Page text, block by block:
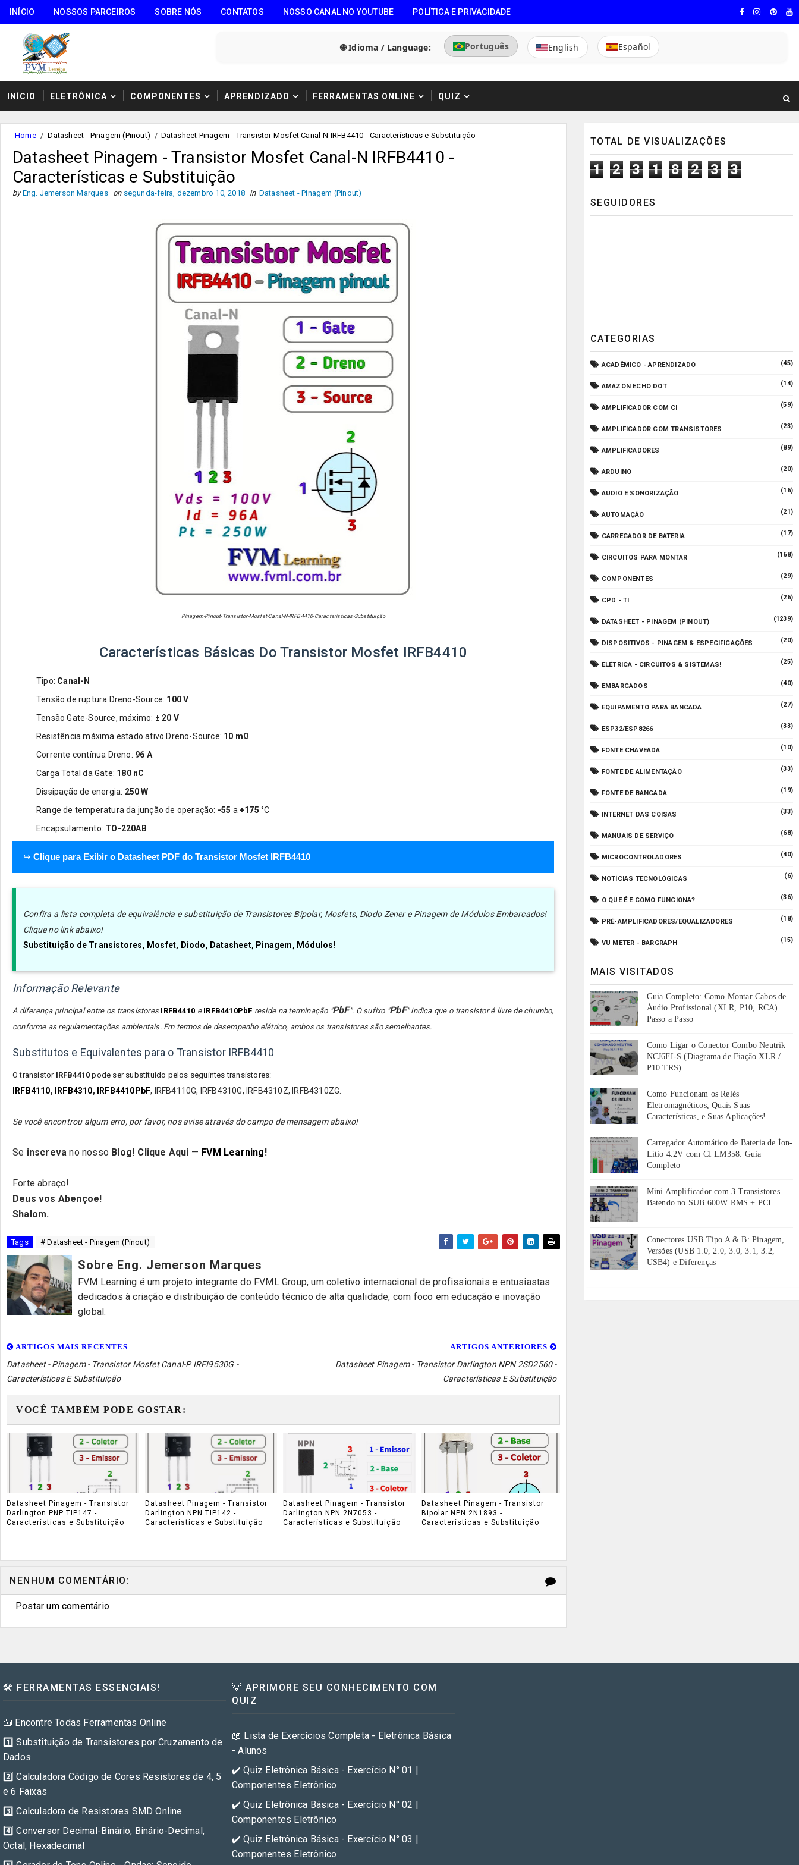
INÍCIO NOSSOS PARCEIROS SOBRE NÓS CONTATOS NOSSO CANAL NO YOUTUBE POLÍTICA E PRIVACIDADE
🌐 Idioma / Language: Português English Español
INÍCIO ELETRÔNICA COMPONENTES APRENDIZADO FERRAMENTAS ONLINE QUIZ
Home / Datasheet - Pinagem (Pinout) / Datasheet Pinagem - Transistor Mosfet Canal-N IRFB4410 - Características e Substituição
Datasheet Pinagem - Transistor Mosfet Canal-N IRFB4410 -
Características e Substituição
by Eng. Jemerson Marques on segunda-feira, dezembro 10, 2018 in Datasheet - Pinagem (Pinout)
Pinagem-Pinout-Transistor-Mosfet-Canal-N-IRFB4410-Características-Substituição
Características Básicas Do Transistor Mosfet IRFB4410
Tipo: Canal- N
Tensão de ruptura Dreno-Source: 100 V
Tensão Gate-Source, máximo: ± 20 V
Resistência máxima estado ativo Dreno-Source: 10 mΩ
Corrente contínua Dreno: 96 A
Carga Total da Gate: 180 nC
Dissipação de energia: 250 W
Range de temperatura da junção de operação: -55 a +175 °C
Encapsulamento: TO-220AB
↪ Clique para Exibir o Datasheet PDF do Transistor Mosfet IRFB4410
Confira a lista completa de equivalência e substituição de Transistores Bipolar, Mosfets, Diodo Zener e Pinagem de Módulos Embarcados!
Clique no link abaixo!
Substituição de Transistores, Mosfet, Diodo, Datasheet, Pinagem, Módulos!
Informação Relevante
A diferença principal entre os transistores IRFB4410 e IRFB4410PbF reside na terminação "PbF". O sufixo "PbF" indica que o transistor é livre de chumbo,
conforme as regulamentações ambientais. Em termos de desempenho elétrico, ambos os transistores são semelhantes.
Substitutos e Equivalentes para o Transistor IRFB4410
O transistor IRFB4410 pode ser substituído pelos seguintes transistores:
IRFB4110, IRFB4310, IRFB4410PbF, IRFB4110G, IRFB4310G, IRFB4310Z, IRFB4310ZG.
Se você encontrou algum erro, por favor, nos avise através do campo de mensagem abaixo!
Se inscreva no nosso Blog! Clique Aqui — FVM Learning!
Forte abraço!
Deus vos Abençoe!
Shalom.
Tags # Datasheet - Pinagem (Pinout)
Sobre Eng. Jemerson Marques
FVM Learning é um projeto integrante do FVML Group, um coletivo internacional de profissionais e entusiastas
dedicados à criação e distribuição de conteúdo técnico de alta qualidade, com foco em educação e inovação
global.
ARTIGOS MAIS RECENTES
Datasheet - Pinagem - Transistor Mosfet Canal-P IRFI9530G -
Características E Substituição
ARTIGOS ANTERIORES
Datasheet Pinagem - Transistor Darlington NPN 2SD2560 -
Características E Substituição
VOCÊ TAMBÉM PODE GOSTAR:
Datasheet Pinagem - Transistor
Darlington PNP TIP147 -
Características e Substituição
Datasheet Pinagem - Transistor
Darlington NPN TIP142 -
Características e Substituição
Datasheet Pinagem - Transistor
Darlington NPN 2N7053 -
Características e Substituição
Datasheet Pinagem - Transistor
Bipolar NPN 2N1893 -
Características e Substituição
NENHUM COMENTÁRIO:
Postar um comentário
TOTAL DE VISUALIZAÇÕES
1 2 3 1 8 2 3 3
SEGUIDORES
CATEGORIAS
ACADÊMICO - APRENDIZADO (45)
AMAZON ECHO DOT (14)
AMPLIFICADOR COM CI (59)
AMPLIFICADOR COM TRANSISTORES (23)
AMPLIFICADORES (89)
ARDUINO (20)
AUDIO E SONORIZAÇÃO (16)
AUTOMAÇÃO (21)
CARREGADOR DE BATERIA (17)
CIRCUITOS PARA MONTAR (168)
COMPONENTES (29)
CPD - TI (26)
DATASHEET - PINAGEM (PINOUT) (1239)
DISPOSITIVOS - PINAGEM & ESPECIFICAÇÕES (20)
ELÉTRICA - CIRCUITOS & SISTEMAS! (25)
EMBARCADOS (40)
EQUIPAMENTO PARA BANCADA (27)
ESP32/ESP8266 (33)
FONTE CHAVEADA (10)
FONTE DE ALIMENTAÇÃO (33)
FONTE DE BANCADA (19)
INTERNET DAS COISAS (33)
MANUAIS DE SERVIÇO (68)
MICROCONTROLADORES (40)
NOTÍCIAS TECNOLÓGICAS (6)
O QUE É E COMO FUNCIONA? (36)
PRÉ-AMPLIFICADORES/EQUALIZADORES (18)
VU METER - BARGRAPH (15)
MAIS VISITADOS
Guia Completo: Como Montar Cabos de
Áudio Profissional (XLR, P10, RCA)
Passo a Passo
Como Ligar o Conector Combo Neutrik
NCJ6FI-S (Diagrama de Fiação XLR /
P10 TRS)
Como Funcionam os Relés
Eletromagnéticos, Quais Suas
Características, e Suas Aplicações!
Carregador Automático de Bateria de Íon-
Lítio 4.2V com CI LM358: Guia
Completo
Mini Amplificador com 3 Transistores
Batendo no SUB 600W RMS + PCI
Conectores USB Tipo A & B: Pinagem,
Versões (USB 1.0, 2.0, 3.0, 3.1, 3.2,
USB4) e Diferenças
🛠️ FERRAMENTAS ESSENCIAIS!
🧰 Encontre Todas Ferramentas Online
1️⃣ Substituição de Transistores por Cruzamento de
Dados
2️⃣ Calculadora Código de Cores Resistores de 4, 5
e 6 Faixas
3️⃣ Calculadora de Resistores SMD Online
4️⃣ Conversor Decimal-Binário, Binário-Decimal,
Octal, Hexadecimal
💡 APRIMORE SEU CONHECIMENTO COM
QUIZ
📖 Lista de Exercícios Completa - Eletrônica Básica
- Alunos
✔️ Quiz Eletrônica Básica - Exercício N° 01 |
Componentes Eletrônico
✔️ Quiz Eletrônica Básica - Exercício N° 02 |
Componentes Eletrônico
✔️ Quiz Eletrônica Básica - Exercício N° 03 |
Componentes Eletrônico